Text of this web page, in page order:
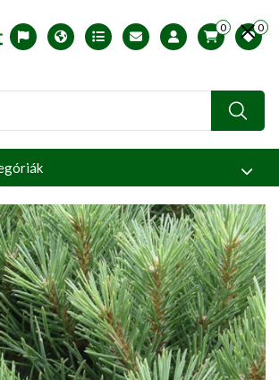
English version
Télállósági zónák
Nyomtatható ABC árjegyzék
Profilom
0 0